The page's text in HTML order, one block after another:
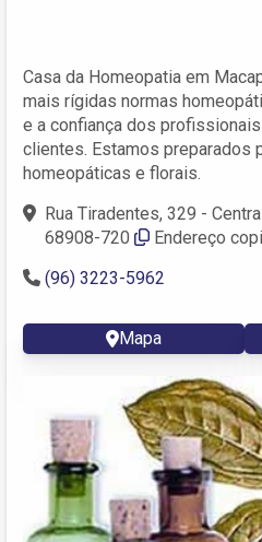
Casa da Homeopatia em
mais rígidas normas
e a confiança dos
clientes. Estamos preparados
homeopáticas e florais.
Rua Tiradentes, 329 -
68908-720
Endereço
(96) 3223-5962
Mapa